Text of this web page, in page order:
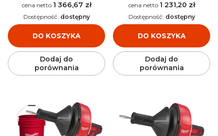
Cena 1 366,67 zł
DO KOSZYKA
Dostępność: dostępny
Dodaj do
porównania
Cena 1 231,20 zł
DO KOSZYKA
Dostępność: dostępny
Dodaj do
porównania